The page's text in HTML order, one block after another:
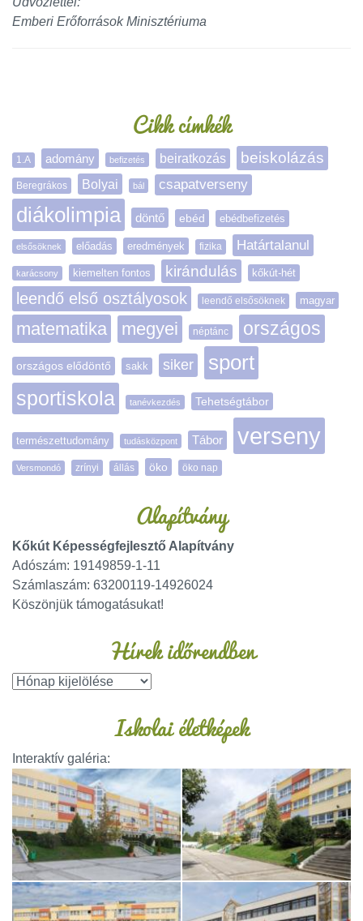
Emberi Erőforrások Minisztériuma
Cikk címkék
1.A adomány befizetés beiratkozás beiskolázás
Beregrákos Bolyai bál csapatverseny
diákolimpia döntő ebéd ebédbefizetés
elsősöknek előadás eredmények fizika Határtalanul
karácsony kiemelten fontos kirándulás kőkút-hét
leendő első osztályosok leendő elsősöknek magyar
matematika megyei néptánc országos
országos elődöntő sakk siker sport
sportiskola tanévkezdés Tehetségtábor
természettudomány tudásközpont Tábor verseny
Versmondó zrínyi állás öko öko nap
Alapítvány
Kőkút Képességfejlesztő Alapítvány
Adószám: 19149859-1-11
Számlaszám: 63200119-14926024
Köszönjük támogatásukat!
Hírek időrendben
Iskolai életképek
Interaktív galéria: